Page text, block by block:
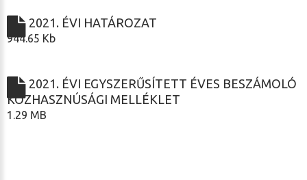
2021. ÉVI HATÁROZAT
944.65 Kb
2021. ÉVI EGYSZERŰSÍTETT ÉVES BESZÁMOLÓ
KÖZHASZNÚSÁGI MELLÉKLET
1.29 MB